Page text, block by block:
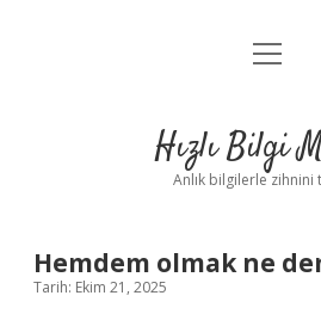
Anasayfa
Yasal Uyarı
menüyü
Hızlı Bilgi
Anlık bilgilerle zihnini
Hemdem olmak ne
Tarih: Ekim 21, 2025